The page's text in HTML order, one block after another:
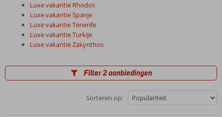
Luxe vakantie Rhodos
Luxe vakantie Spanje
Luxe vakantie Tenerife
Luxe vakantie Turkije
Luxe vakantie Zakynthos
Filter 2 aanbiedingen
Sorteren op: